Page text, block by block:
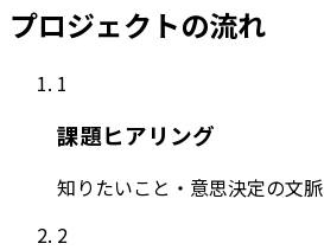
プロジェクトの流れ
1
課題ヒアリング
知りたいこと・意思決定の文脈
2